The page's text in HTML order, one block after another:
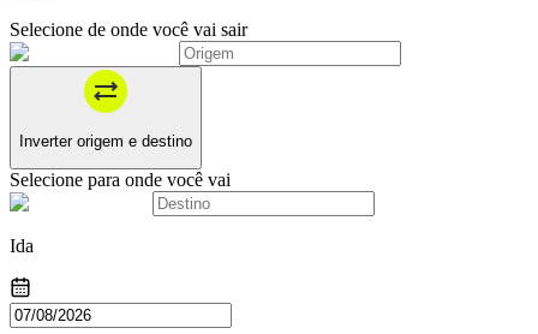
Selecione de onde você vai sair
Inverter origem e destino
Selecione para onde você vai
Ida